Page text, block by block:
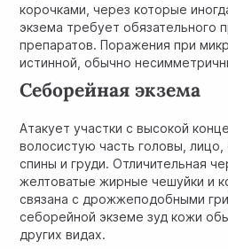
корочками, через которые
экзема требует обязательного
препаратов. Поражения при
истинной, обычно
Себорейная экзема
Атакует участки с высокой
волосистую часть головы,
спины и груди. Отличительная
желтоватые жирные чешуйки и
связана с дрожжеподобными
себорейной экземе зуд кожи
других видах.